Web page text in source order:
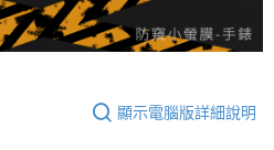
顯示電腦版詳細說明